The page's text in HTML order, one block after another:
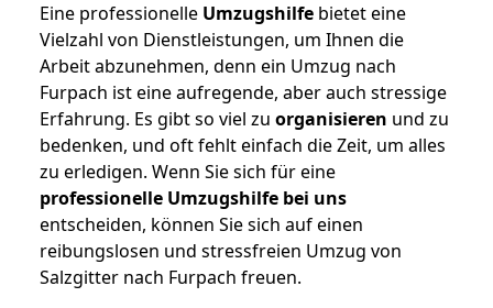
Eine professionelle Umzugshilfe bietet eine
Vielzahl von Dienstleistungen, um Ihnen die
Arbeit abzunehmen, denn ein Umzug nach
Furpach ist eine aufregende, aber auch stressige
Erfahrung. Es gibt so viel zu organisieren und zu
bedenken, und oft fehlt einfach die Zeit, um alles
zu erledigen. Wenn Sie sich für eine
professionelle Umzugshilfe bei uns
entscheiden, können Sie sich auf einen
reibungslosen und stressfreien Umzug von
Salzgitter nach Furpach freuen.